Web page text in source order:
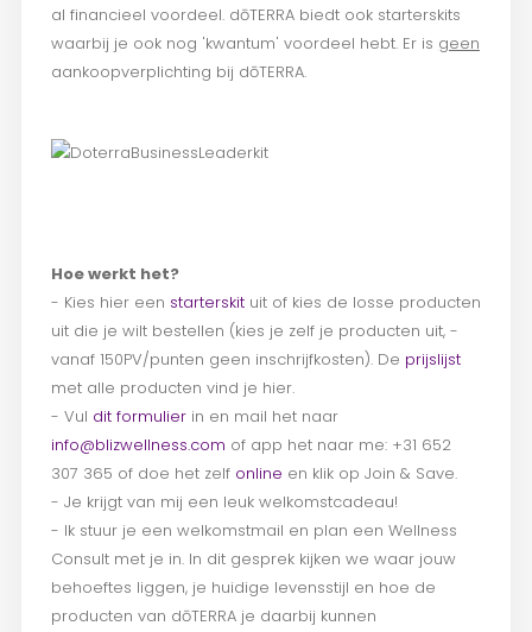
al financieel voordeel. dōTERRA biedt ook starterskits
waarbij je ook nog 'kwantum' voordeel hebt. Er is geen
aankoopverplichting bij dōTERRA.
Hoe werkt het?
- Kies hier een starterskituit of kies de losse producten
uit die je wilt bestellen (kies je zelf je producten uit, -
vanaf 150PV/punten geen inschrijfkosten). De prijslijst
met alle producten vind je hier.
- Vul dit formulierin en mail het naar
info@blizwellness.com of app het naar me: +31 652
307 365 of doe het zelf online en klik op Join & Save.
- Je krijgt van mij een leuk welkomstcadeau!
- Ik stuur je een welkomstmail en plan een Wellness
Consult met je in. In dit gesprek kijken we waar jouw
behoeftes liggen, je huidige levensstijl en hoe de
producten van dōTERRA je daarbij kunnen